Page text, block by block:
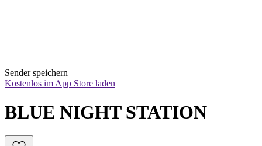
Sender speichern
Kostenlos im App Store laden
BLUE NIGHT STATION